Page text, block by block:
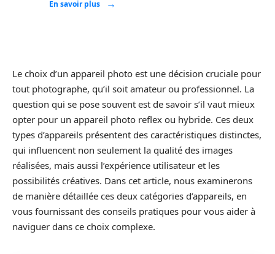
En savoir plus
Le choix d’un appareil photo est une décision cruciale pour
tout photographe, qu’il soit amateur ou professionnel. La
question qui se pose souvent est de savoir s’il vaut mieux
opter pour un appareil photo reflex ou hybride. Ces deux
types d’appareils présentent des caractéristiques distinctes,
qui influencent non seulement la qualité des images
réalisées, mais aussi l’expérience utilisateur et les
possibilités créatives. Dans cet article, nous examinerons
de manière détaillée ces deux catégories d’appareils, en
vous fournissant des conseils pratiques pour vous aider à
naviguer dans ce choix complexe.